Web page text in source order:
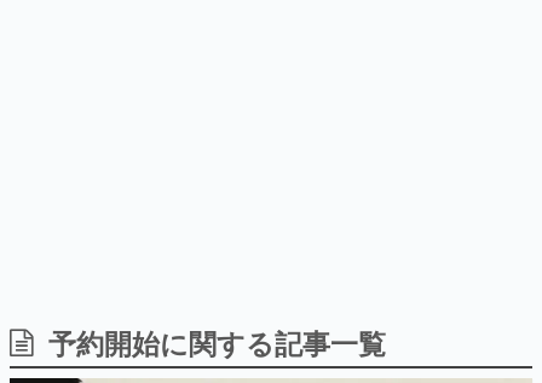
日本のコンテンツ産業やカルチャーに与えた影響を探る企
画です。
予約開始に関する記事一覧